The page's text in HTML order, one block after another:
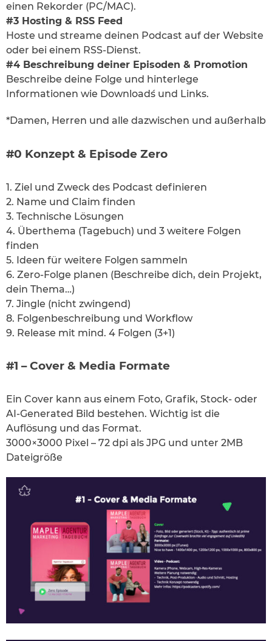
einen Rekorder (PC/MAC).
#3 Hosting & RSS Feed
Hoste und streame deinen Podcast auf der Website
oder bei einem RSS-Dienst.
#4 Beschreibung deiner Episoden & Promotion
Beschreibe deine Folge und hinterlege
Informationen wie Download´s und Links.
*Damen, Herren und alle dazwischen und außerhalb
#0 Konzept & Episode Zero
1. Ziel und Zweck des Podcast definieren
2. Name und Claim finden
3. Technische Lösungen
4. Überthema (Tagebuch) und 3 weitere Folgen
finden
5. Ideen für weitere Folgen sammeln
6. Zero-Folge planen (Beschreibe dich, dein Projekt,
dein Thema…)
7. Jingle (nicht zwingend)
8. Folgenbeschreibung und Workflow
9. Release mit mind. 4 Folgen (3+1)
#1 – Cover & Media Formate
Ein Cover kann aus einem Foto, Grafik, Stock- oder
AI-Generated Bild bestehen. Wichtig ist die
Auflösung und das Format.
3000×3000 Pixel – 72 dpi als JPG und unter 2MB
Dateigröße